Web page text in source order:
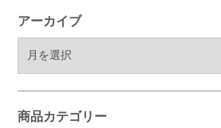
アーカイブ
ブ
商品カテゴリー